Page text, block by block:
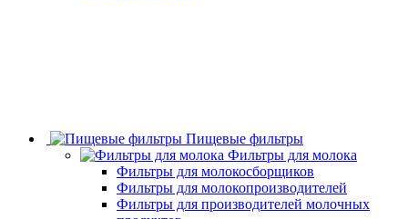
Пищевые фильтры
Фильтры для молока
Фильтры для молокосборщиков
Фильтры для молокопроизводителей
Фильтры для производителей молочных